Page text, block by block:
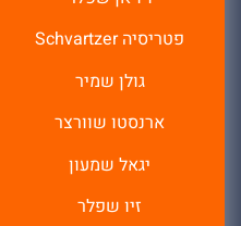
פטריסיה Schvartzer
גולן שמיר
ארנסטו שוורצר
יגאל שמעון
זיו שפלר